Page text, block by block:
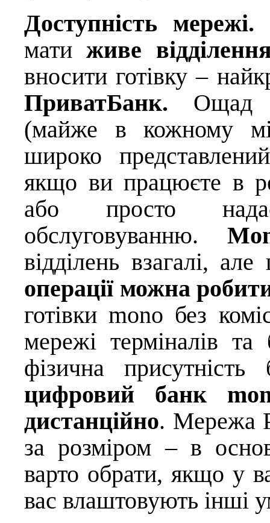
Доступність мережі.
матиживе
вносити готівку –
ПриватБанк. Ощад
(майже в кожному
широко
якщо ви працюєте в
або просто
обслуговуванню.
відділень взагалі,
операції можна
готівки mono без
мережі терміналів
фізична
цифровий банк
дистанційно. Мережа
за розміром – в
варто обрати, якщо у
вас влаштовують інші